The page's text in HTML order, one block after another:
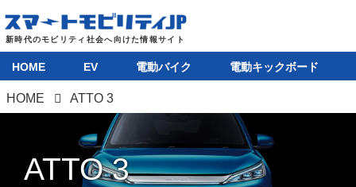
HOME EV 電動バイク 電動キックボード
HOME ATTO 3
ATTO 3